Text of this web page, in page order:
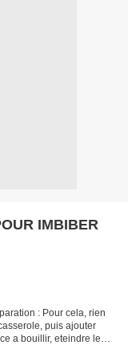
IMBIBER
puis ajouter
a bouillir, eteindre le